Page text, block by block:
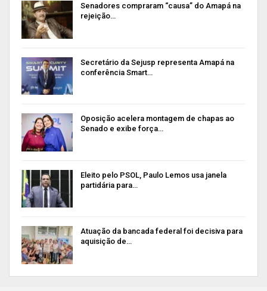
Senadores compraram “causa” do Amapá na
rejeição…
Secretário da Sejusp representa Amapá na
conferência Smart…
Oposição acelera montagem de chapas ao
Senado e exibe força…
Eleito pelo PSOL, Paulo Lemos usa janela
partidária para…
Atuação da bancada federal foi decisiva para
aquisição de…